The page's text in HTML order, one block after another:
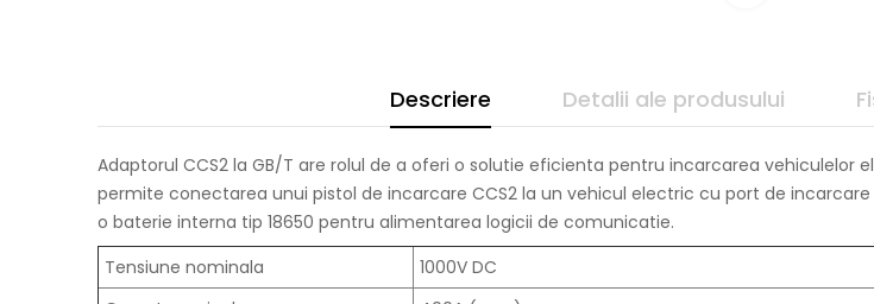
Descriere Detalii ale produsului
Adaptorul CCS2 la GB/T are rolul de a oferi o solutie eficienta pentru incarcarea
permite conectarea unui pistol de incarcare CCS2 la un vehicul electric cu port de
o baterie interna tip 18650 pentru alimentarea logicii de comunicatie.
Tensiune nominala
1000V DC